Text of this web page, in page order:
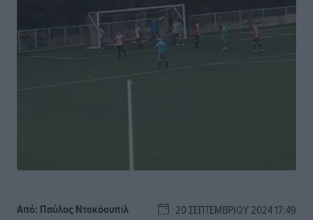
Από: Παύλος Nτοκόουπιλ 20 ΣΕΠΤΕΜΒΡΊΟΥ 2024 17:49